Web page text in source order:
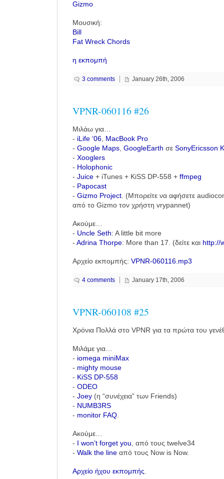
Gizmo
Μουσική:
Bill
Fat Wreck Chords
η εκπομπή
3 comments January 26th, 2006
VPNR-060116 #26
Μιλάω για…
- iLife ‘06, MacBook Pro
- Google Maps, GoogleEarth σε SonyEricsson
- Xooglers
- Holophonic
- Juice + iTunes + KiSS DP-558 + ffmpeg
- Papocast
- Gizmo Project. (Μπορείτε να αφήσετε
από το Gizmo τον χρήστη vrypannet)
Ακούμε…
- Uncle Seth: A little bit more
- Adrina Thorpe: More than 17. (δείτε και http://
Αρχείο εκπομπής: VPNR-060116.mp3
4 comments January 17th, 2006
VPNR-060108 #25
Χρόνια Πολλά στο VPNR για τα πρώτα του
Μιλάμε για…
- iomega miniMax
- mighty mouse
- KiSS DP-558
- ODEO
- Joey (η “συνέχεια” των Friends)
- NUMB3RS
- monitor FAQ.
Ακούμε…
-
I won’t forget you, από τους twelve34
- Walk the line από τους Now is Now.
Αρχείο ήχου εκπομπής.